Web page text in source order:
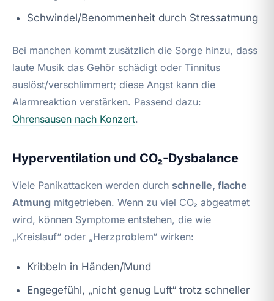
Schwindel/Benommenheit durch Stressatmung
Bei manchen kommt zusätzlich die Sorge hinzu, dass
laute Musik das Gehör schädigt oder Tinnitus
auslöst/verschlimmert; diese Angst kann die
Alarmreaktion verstärken. Passend dazu:
Ohrensausen nach Konzert.
Hyperventilation und CO₂-Dysbalance
Viele Panikattacken werden durch schnelle, flache
Atmung mitgetrieben. Wenn zu viel CO₂ abgeatmet
wird, können Symptome entstehen, die wie
„Kreislauf“ oder „Herzproblem“ wirken:
Kribbeln in Händen/Mund
Engegefühl, „nicht genug Luft“ trotz schneller